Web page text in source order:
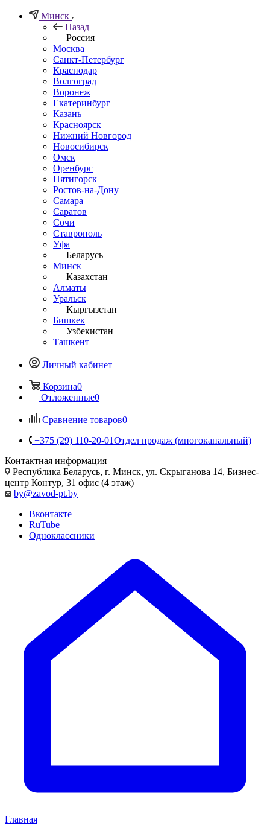
Минск
Назад
Россия
Москва
Санкт-Петербург
Краснодар
Волгоград
Воронеж
Екатеринбург
Казань
Красноярск
Нижний Новгород
Новосибирск
Омск
Оренбург
Пятигорск
Ростов-на-Дону
Самара
Саратов
Сочи
Ставрополь
Уфа
Беларусь
Минск
Казахстан
Алматы
Уральск
Кыргызстан
Бишкек
Узбекистан
Ташкент
Личный кабинет
Корзина0
Отложенные0
Сравнение товаров0
+375 (29) 110-20-01Отдел продаж (многоканальный)
Контактная информация
Республика Беларусь, г. Минск, ул. Скрыганова 14, Бизнес-
центр Контур, 31 офис (4 этаж)
by@zavod-pt.by
Вконтакте
RuTube
Одноклассники
Главная